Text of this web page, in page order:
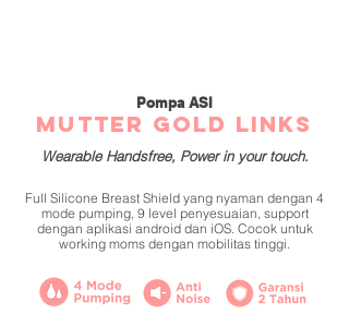
Pompa ASI
MUTTER GOLD LINKS
Wearable Handsfree, Power in your touch.
Full Silicone Breast Shield yang nyaman dengan 4
mode pumping, 9 level penyesuaian, support
dengan aplikasi android dan iOS. Cocok untuk
working moms dengan mobilitas tinggi.